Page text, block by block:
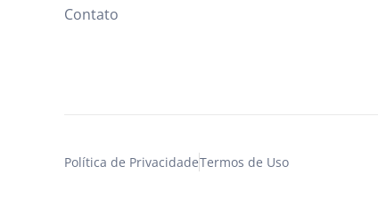
Contato
Política de PrivacidadeTermos de Uso